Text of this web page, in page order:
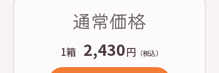
1箱 2,430円 （税込）